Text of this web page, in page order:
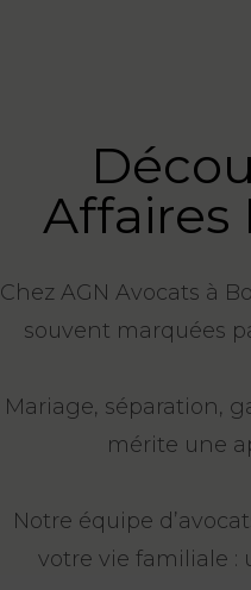
Affaires
Chez AGN Avocats à
souvent marquées
Mariage, séparation,
mérite une
Notre équipe
votre vie familiale